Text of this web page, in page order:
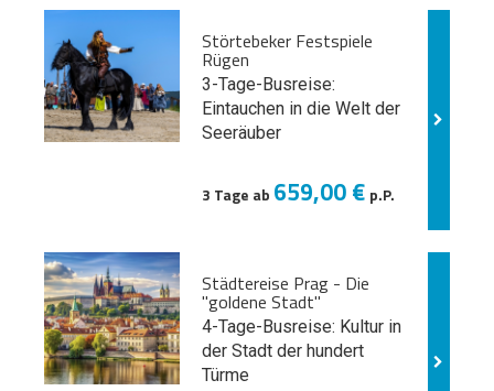
Störtebeker Festspiele
Rügen
3-Tage-Busreise:
Eintauchen in die Welt der
Seeräuber
3 Tage ab 659,00 € p.P.
Städtereise Prag - Die
"goldene Stadt"
4-Tage-Busreise: Kultur in
der Stadt der hundert
Türme